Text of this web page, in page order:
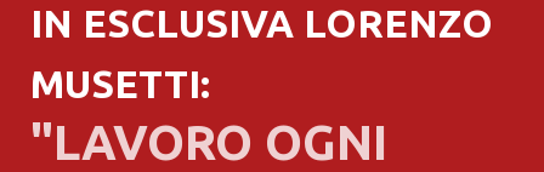
IN ESCLUSIVA LORENZO
MUSETTI:
"LAVORO OGNI